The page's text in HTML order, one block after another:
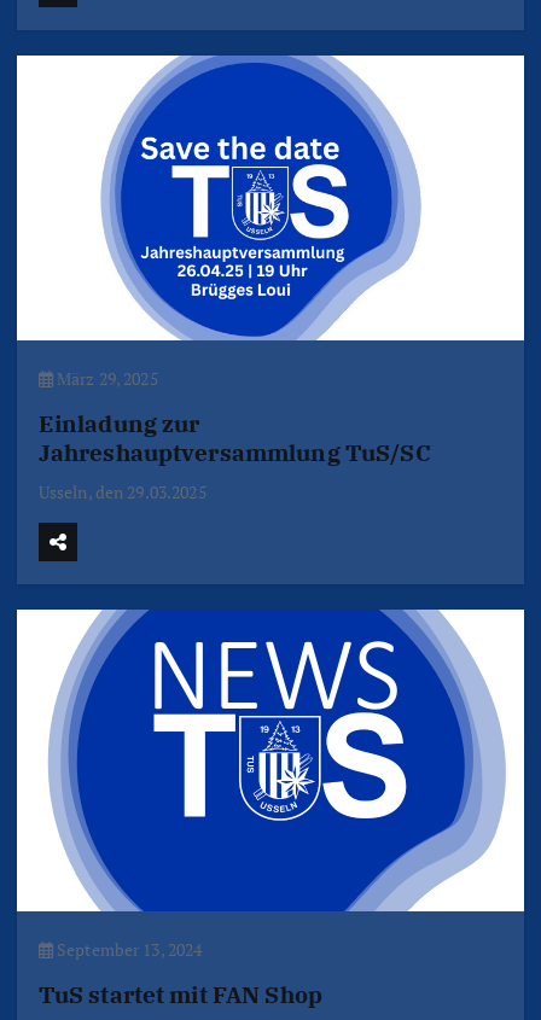
März 29, 2025
Einladung zur
Jahreshauptversammlung TuS/SC
Usseln, den 29.03.2025
September 13, 2024
TuS startet mit FAN Shop